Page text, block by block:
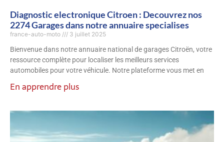
Diagnostic electronique Citroen : Decouvrez nos
2274 Garages dans notre annuaire specialises
france-auto-moto 3 juillet 2025
Bienvenue dans notre annuaire national de garages Citroën, votre
ressource complète pour localiser les meilleurs services
automobiles pour votre véhicule. Notre plateforme vous met en
En apprendre plus